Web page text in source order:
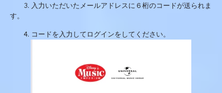
3. 入力いただいたメールアドレスに６桁のコードが送られま
す。
4. コードを入力してログインをしてください。